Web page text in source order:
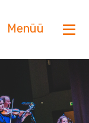
Menüü